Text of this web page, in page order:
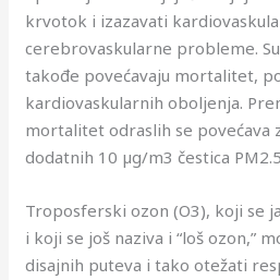
krvotok i izazavati
cerebrovaskularne probleme.
takođe povećavaju mortalitet,
kardiovaskularnih oboljenja.
mortalitet odraslih se povećava
dodatnih 10 µg/m3 čestica
Troposferski ozon (O3), koji se
i koji se još naziva i “loš ozon,”
disajnih puteva i tako otežati